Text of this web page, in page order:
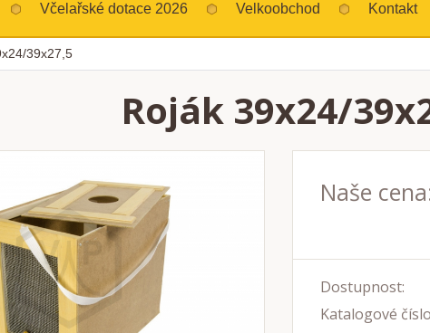
Včelařské dotace 2026 Velkoobchod Kontakt
39x27,5
Roják 39x24/
Naše
Dostupnost:
Katalogové